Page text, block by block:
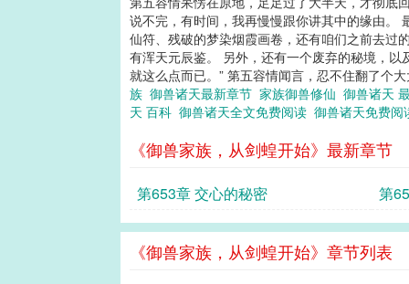
说不完，有时间，我再慢慢跟你讲其中的缘由。
仙符、残破的梦染烟霞画卷，还有咱们之前去过
有浑天元辰鉴。 另外，还有一个废弃的秘境，
就这么点而已。” 第五容情闻言，忍不住翻了个
族 御兽诸天最新章节 家族御兽修仙 御兽诸天
天 百科 御兽诸天全文免费阅读 御兽诸天免费
《御兽家族，从剑蝗开始》最新章节
第653章 交心的秘密 第
《御兽家族，从剑蝗开始》章节列表